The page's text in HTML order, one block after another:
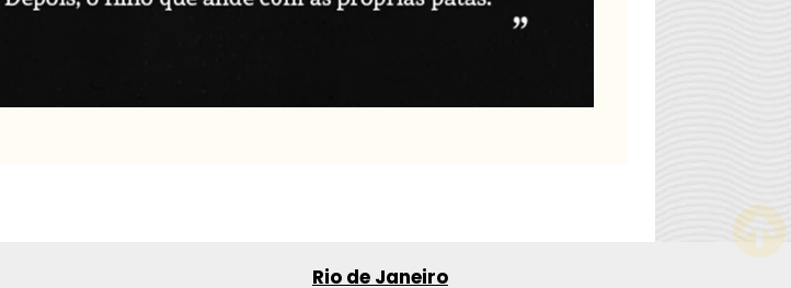
Rio de Janeiro